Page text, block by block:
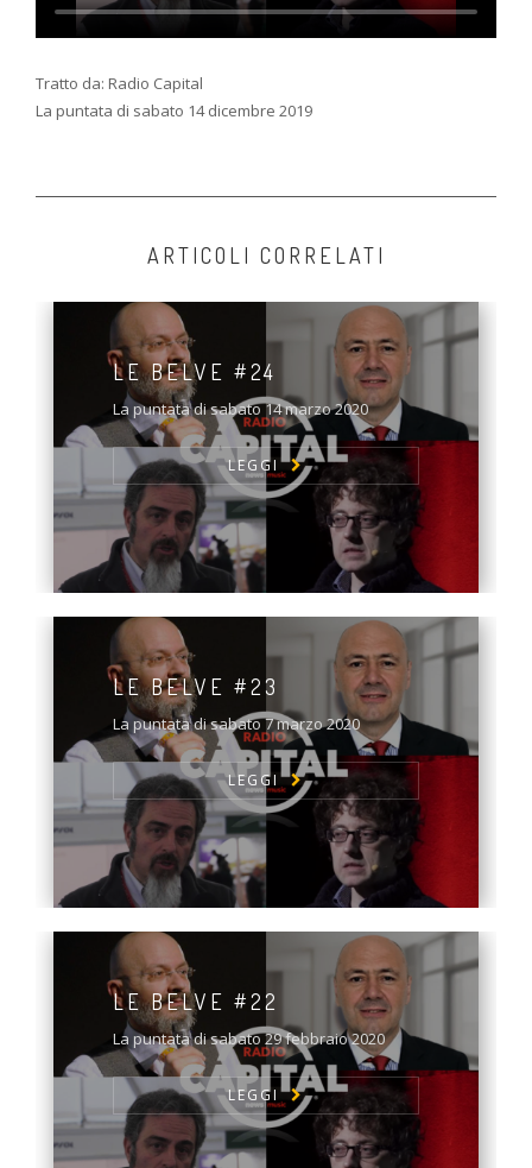
Tratto da: Radio Capital
La puntata di sabato 14 dicembre 2019
ARTICOLI CORRELATI
LE BELVE #24
La puntata di sabato 14 marzo 2020
LEGGI
LE BELVE #23
La puntata di sabato 7 marzo 2020
LEGGI
LE BELVE #22
La puntata di sabato 29 febbraio 2020
LEGGI